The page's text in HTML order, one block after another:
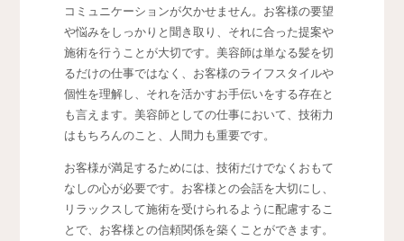
コミュニケーションが欠かせません。 お客様の要望
や悩みをしっかりと聞き取り、それに合った提案や
施術を行うことが大切です。美容師は単なる髪を切
るだけの仕事ではなく、お客様のライフスタイルや
個性を理解し、それを活かすお手伝いをする存在と
も言えます。美容師としての仕事において、技術力
はもちろんのこと、人間力も重要です。
お客様が満足するためには、技術だけでなくおもて
なしの心が必要です。お客様との会話を大切にし、
リラックスして施術を受けられるように配慮するこ
とで、お客様との信頼関係を築くことができます。